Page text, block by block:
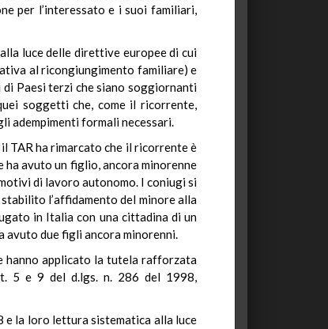
per l’interessato e i suoi familiari,
luce delle direttive europee di cui
al ricongiungimento familiare) e
Paesi terzi che siano soggiornanti
soggetti che, come il ricorrente,
adempimenti formali necessari.
TAR ha rimarcato che il ricorrente è
avuto un figlio, ancora minorenne
di lavoro autonomo. I coniugi si
l’affidamento del minore alla
in Italia con una cittadina di un
avuto due figli ancora minorenni.
hanno applicato la tutela rafforzata
5 e 9 del d.lgs. n. 286 del 1998,
e la loro lettura sistematica alla luce